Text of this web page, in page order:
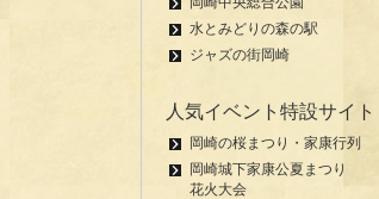
水とみどりの森の駅
ジャズの街岡崎
人気イベント特設サイト
岡崎の桜まつり・家康行列
岡崎城下家康公夏まつり
花火大会